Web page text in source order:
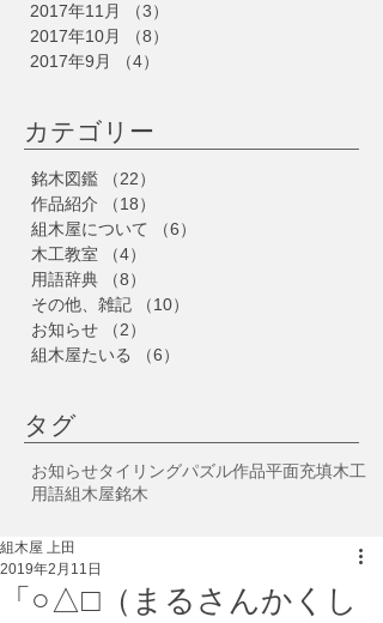
2017年11月
（3）
2017年10月
（8）
2017年9月
（4）
​カテゴリー
銘木図鑑 （22）
作品紹介
（18）
組木屋について
（6）
木工教室
（4）
用語辞典
（8）
その他、雑記
（10）
お知らせ
（2）
組木屋たいる
（6）
タグ
お知らせタイリングパズル作品平面充填木工
用語組木屋銘木
「○△□（まるさんかくし
組木屋 上田
2019年2月11日